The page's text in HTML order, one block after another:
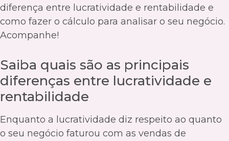
diferença entre lucratividade e rentabilidade e
como fazer o cálculo para analisar o seu negócio.
Acompanhe!
Saiba quais são as principais
diferenças entre lucratividade e
rentabilidade
Enquanto a lucratividade diz respeito ao quanto
o seu negócio faturou com as vendas de